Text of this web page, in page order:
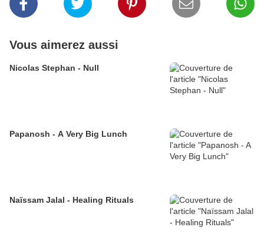
Vous aimerez aussi
Nicolas Stephan - Null
Papanosh - A Very Big Lunch
Naïssam Jalal - Healing Rituals